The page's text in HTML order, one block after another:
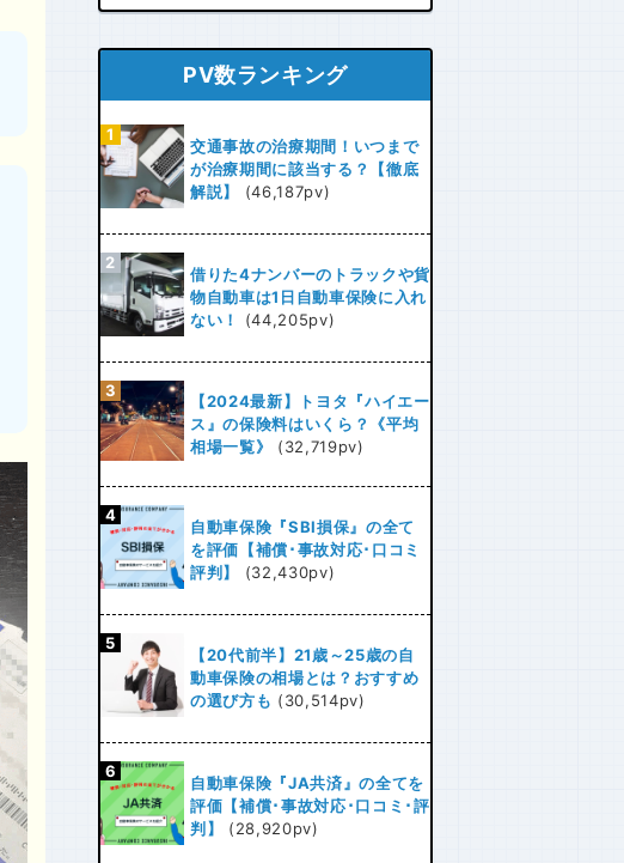
PV数ランキング
交通事故の治療期間！いつまで
が治療期間に該当する？【徹底
解説】
(46,187pv)
借りた4ナンバーのトラックや貨
物自動車は1日自動車保険に入れ
ない！
(44,205pv)
【2024最新】トヨタ『ハイエー
ス』の保険料はいくら？《平均
相場一覧》
(32,719pv)
自動車保険『SBI損保』の全て
を評価【補償･事故対応･口コミ
評判】
(32,430pv)
【20代前半】21歳～25歳の自
動車保険の相場とは？おすすめ
の選び方も (30,514pv)
自動車保険『JA共済』の全てを
評価【補償･事故対応･口コミ･評
判】
(28,920pv)